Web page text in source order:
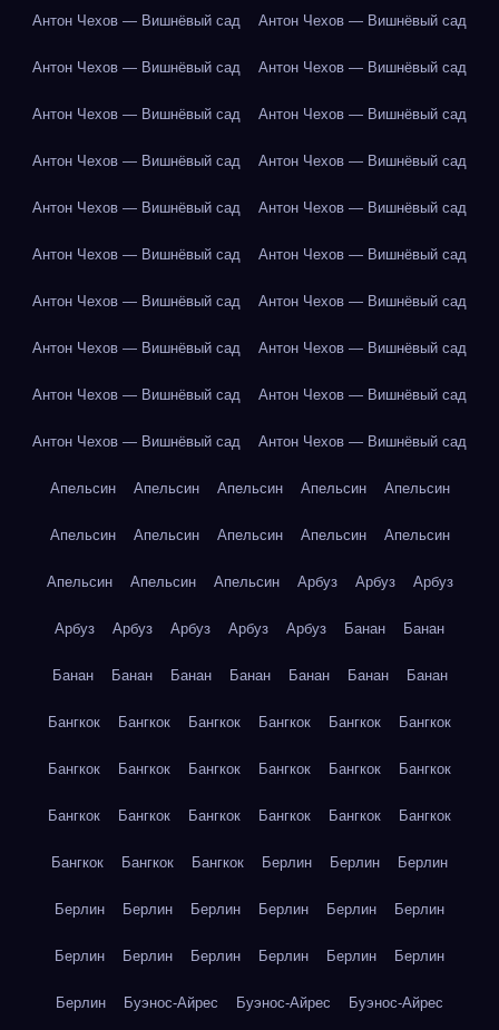
Антон Чехов — Вишнёвый сад Антон Чехов — Вишнёвый сад
Антон Чехов — Вишнёвый сад Антон Чехов — Вишнёвый сад
Антон Чехов — Вишнёвый сад Антон Чехов — Вишнёвый сад
Антон Чехов — Вишнёвый сад Антон Чехов — Вишнёвый сад
Антон Чехов — Вишнёвый сад Антон Чехов — Вишнёвый сад
Антон Чехов — Вишнёвый сад Антон Чехов — Вишнёвый сад
Антон Чехов — Вишнёвый сад Антон Чехов — Вишнёвый сад
Антон Чехов — Вишнёвый сад Антон Чехов — Вишнёвый сад
Антон Чехов — Вишнёвый сад Антон Чехов — Вишнёвый сад
Антон Чехов — Вишнёвый сад Антон Чехов — Вишнёвый сад
Апельсин Апельсин Апельсин Апельсин Апельсин
Апельсин Апельсин Апельсин Апельсин Апельсин
Апельсин Апельсин Апельсин Арбуз Арбуз Арбуз
Арбуз Арбуз Арбуз Арбуз Арбуз Банан Банан
Банан Банан Банан Банан Банан Банан Банан
Бангкок Бангкок Бангкок Бангкок Бангкок Бангкок
Бангкок Бангкок Бангкок Бангкок Бангкок Бангкок
Бангкок Бангкок Бангкок Бангкок Бангкок Бангкок
Бангкок Бангкок Бангкок Берлин Берлин Берлин
Берлин Берлин Берлин Берлин Берлин Берлин
Берлин Берлин Берлин Берлин Берлин Берлин
Берлин Буэнос-Айрес Буэнос-Айрес Буэнос-Айрес